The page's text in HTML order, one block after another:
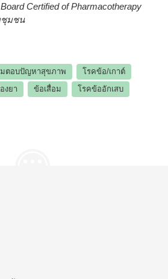
Certified of Pharmacotherapy
ชุมชน
ตอบปัญหาสุขภาพ
โรคข้อ/เกาต์
งยา ข้อเสื่อม
โรคข้ออักเสบ